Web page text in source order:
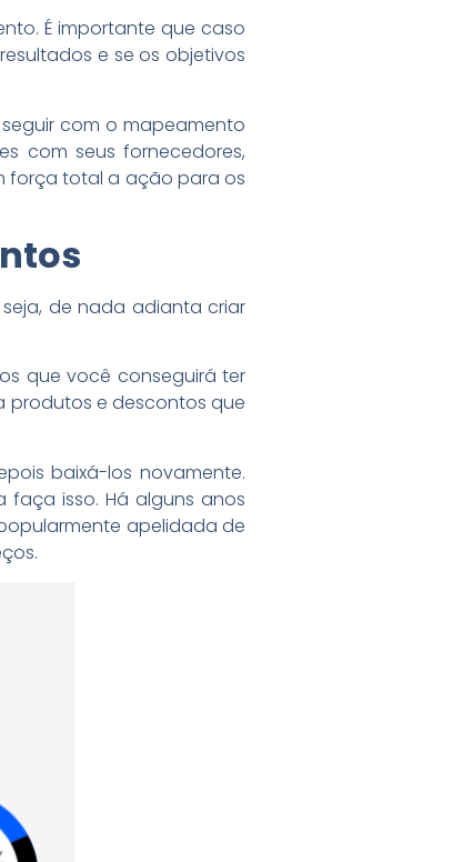
É importante que caso
e se os objetivos
com o mapeamento
com seus fornecedores,
força total a ação para os
de nada adianta criar
que você conseguirá ter
produtos e descontos que
baixá-los novamente.
faça isso. Há alguns anos
apelidada de